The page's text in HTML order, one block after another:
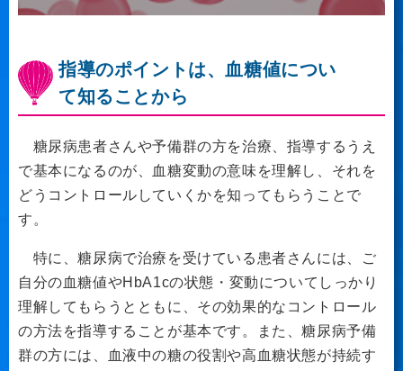
指導のポイントは、血糖値につい
て知ることから
糖尿病患者さんや予備群の方を治療、指導するうえ
で基本になるのが、血糖変動の意味を理解し、それを
どうコントロールしていくかを知ってもらうことで
す。
特に、糖尿病で治療を受けている患者さんには、ご
自分の血糖値やHbA1cの状態・変動についてしっかり
理解してもらうとともに、その効果的なコントロール
の方法を指導することが基本です。また、糖尿病予備
群の方には、血液中の糖の役割や高血糖状態が持続す